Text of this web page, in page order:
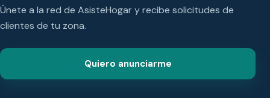
Únete a la red de AsisteHogar y recibe solicitudes de
clientes de tu zona.
Quiero anunciarme